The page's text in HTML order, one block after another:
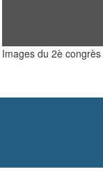
Images du 2è